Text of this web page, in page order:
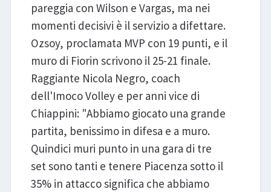
pareggia con Wilson e Vargas, ma nei
momenti decisivi è il servizio a difettare.
Ozsoy, proclamata MVP con 19 punti, e il
muro di Fiorin scrivono il 25-21 finale.
Raggiante Nicola Negro, coach
dell'Imoco Volley e per anni vice di
Chiappini: "Abbiamo giocato una grande
partita, benissimo in difesa e a muro.
Quindici muri punto in una gara di tre
set sono tanti e tenere Piacenza sotto il
35% in attacco significa che abbiamo